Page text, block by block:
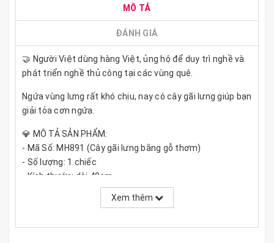
MÔ TẢ
ĐÁNH GIÁ
🤝 Người Việt dùng hàng Việt, ủng hộ để duy trì nghề và
phát triển nghề thủ công tại các vùng quê.
Ngứa vùng lưng rất khó chịu, nay có cây gãi lưng giúp bạn
giải tỏa cơn ngứa.
💎 MÔ TẢ SẢN PHẨM:
- Mã Số: MH891 (Cây gãi lưng bằng gỗ thơm)
- Số lượng: 1 chiếc
- Kích thước: dài 40cm
- Màu sắc: nâu vàng vân gỗ tự nhiên (Mỗi chiếc 1 màu,
Xem thêm